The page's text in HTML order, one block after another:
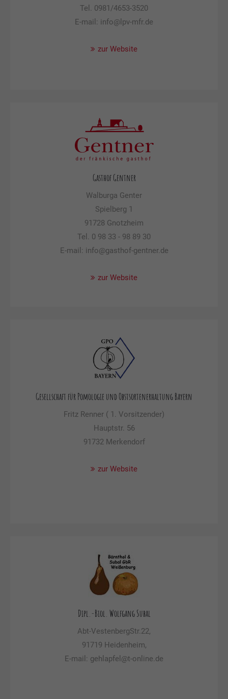
Tel. 0981/4653-3520
E-mail: info@lpv-mfr.de
zur Website
Gasthof Gentner
Walburga Genter
Spielberg 1
91728 Gnotzheim
Tel. 0 98 33 - 98 89 30
E-mail: info@gasthof-gentner.de
zur Website
Gesellschaft für Pomologie und Obstsortenerhaltung Bayern
Fritz Renner ( 1. Vorsitzender)
Hauptstr. 56
91732 Merkendorf
zur Website
Dipl.-Biol. Wolfgang Subal
Abt-VestenbergStr.22,
91719 Heidenheim,
E-mail: gehlapfel@t-online.de